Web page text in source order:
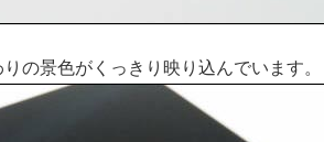
の景色がくっきり映り込んでいます。